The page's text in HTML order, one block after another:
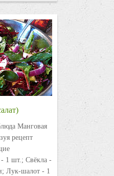
Манговая
рецепт
1 шт.; Свёкла -
Лук-шалот - 1